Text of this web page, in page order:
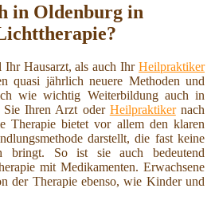
in Oldenburg in
Hausarzt, als auch Ihr Heilpraktiker
quasi jährlich neuere Methoden und
wie wichtig Weiterbildung auch in
Sie Ihren Arzt oder Heilpraktikernach
Therapie bietet vor allem den klaren
darstellt, die fast keine
bringt. So ist sie auch bedeutend
mit Medikamenten. Erwachsene
der Therapie ebenso, wie Kinder und